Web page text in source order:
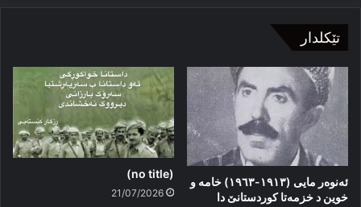
تێکلدار
ئەنوەر مایی (١٩١٣-١٩٦٣) خامە و
خوین د خزمەتا کوردستانێ دا
(no title)
21/07/2026